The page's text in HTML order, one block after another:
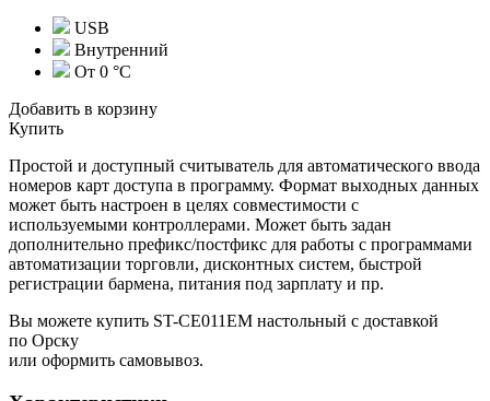
USB
Внутренний
От 0 °С
Добавить в корзину
Купить
Простой и доступный считыватель для автоматического ввода
номеров карт доступа в программу. Формат выходных данных
может быть настроен в целях совместимости с
используемыми контроллерами. Может быть задан
дополнительно префикс/постфикс для работы с программами
автоматизации торговли, дисконтных систем, быстрой
регистрации бармена, питания под зарплату и пр.
Вы можете купить ST-CE011EM настольный с доставкой
по Орску
или оформить самовывоз.